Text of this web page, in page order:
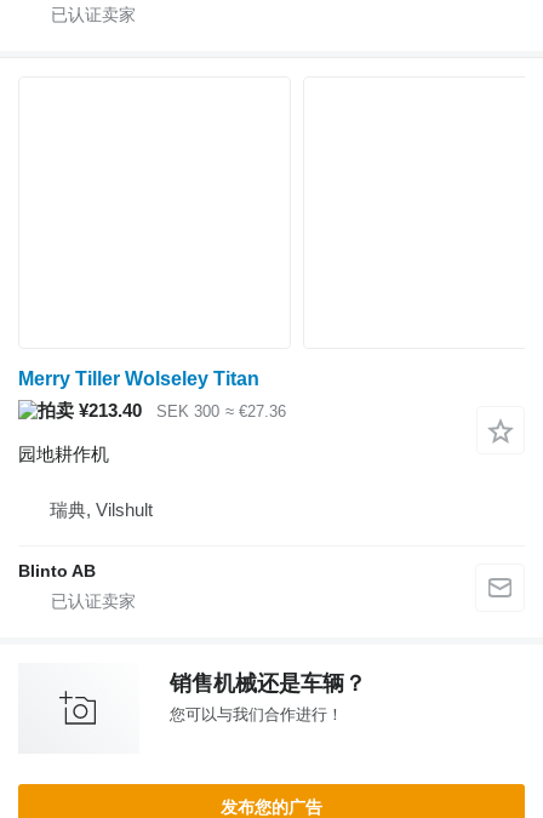
Merry Tiller Wolseley Titan
¥213.40
SEK 300 ≈ €27.36
园地耕作机
瑞典, Vilshult
Blinto AB
销售机械还是车辆？
您可以与我们合作进行！
发布您的广告